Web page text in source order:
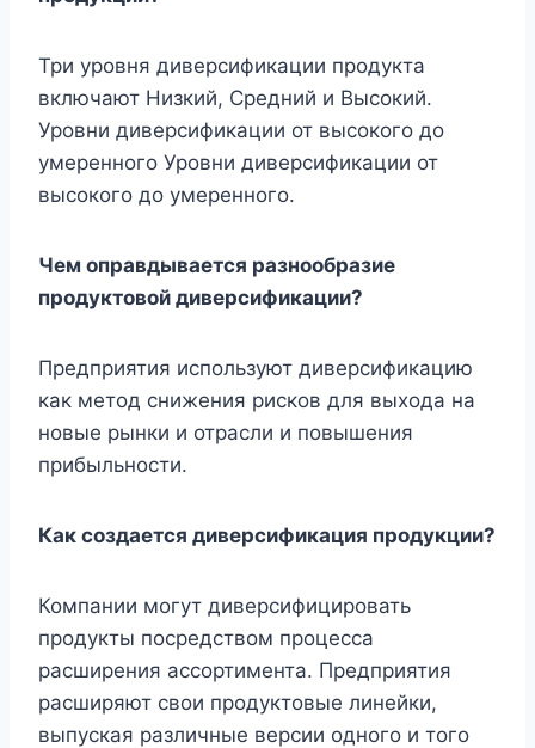
Три уровня диверсификации продукта
включают Низкий, Средний и Высокий.
Уровни диверсификации от высокого до
умеренного Уровни диверсификации от
высокого до умеренного.
Чем оправдывается разнообразие
продуктовой диверсификации?
Предприятия используют диверсификацию
как метод снижения рисков для выхода на
новые рынки и отрасли и повышения
прибыльности.
Как создается диверсификация продукции?
Компании могут диверсифицировать
продукты посредством процесса
расширения ассортимента. Предприятия
расширяют свои продуктовые линейки,
выпуская различные версии одного и того